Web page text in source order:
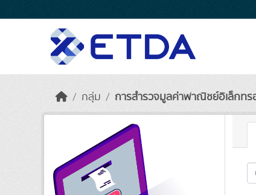
กลุ่ม การสำรวจมูลค่าพาณิชย์อิเล็กทร